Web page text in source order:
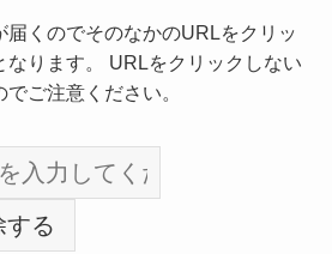
届くのでそのなかのURLをクリッ
なります。 URLをクリックしない
ご注意ください。